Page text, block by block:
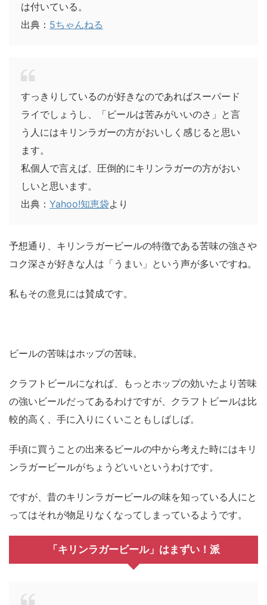
は付いている。
出典： 5ちゃんねる
すっきりしているのが好きなのであればスーパード
ライでしょうし、「ビールは苦みがいいのさ」と言
う人にはキリンラガーの方がおいしく感じると思い
ます。
私個人で言えば、圧倒的にキリンラガーの方がおい
しいと思います。
出典： Yahoo!知恵袋より
予想通り、キリンラガービールの特徴である苦味の強さや
コク深さが好きな人は「うまい」という声が多いですね。
私もその意見には賛成です。
ビールの苦味はホップの苦味。
クラフトビールになれば、もっとホップの効いたより苦味
の強いビールだってあるわけですが、クラフトビールは比
較的高く、手に入りにくいこともしばしば。
手頃に買うことの出来るビールの中から考えた時にはキリ
ンラガービールがちょうどいいというわけです。
ですが、昔のキリンラガービールの味を知っている人にと
ってはそれが物足りなくなってしまっているようです。
「キリンラガービール」はまずい！派